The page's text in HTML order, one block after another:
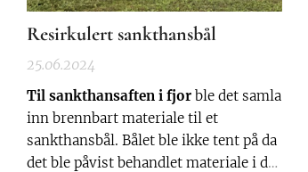
Resirkulert sankthansbål
25.06.2024
Til sankthansaften i fjor ble det samla
inn brennbart materiale til et
sankthansbål. Bålet ble ikke tent på da
det ble påvist behandlet materiale i det